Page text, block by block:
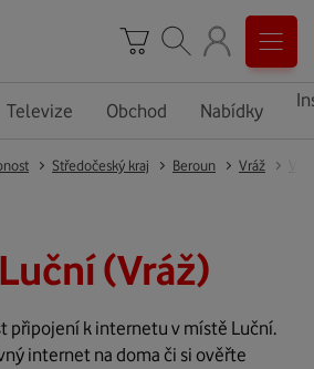
Televize Obchod Nabídky
Středočeský kraj Beroun Vráž
Luční (Vráž)
připojení k internetu v místě Luční.
internet na doma či si ověřte